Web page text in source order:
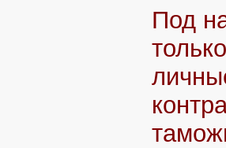
Под